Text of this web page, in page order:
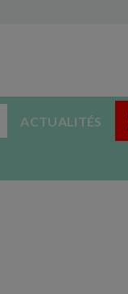
ACTUALITÉS